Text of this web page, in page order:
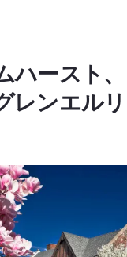
ハースト
レンエル